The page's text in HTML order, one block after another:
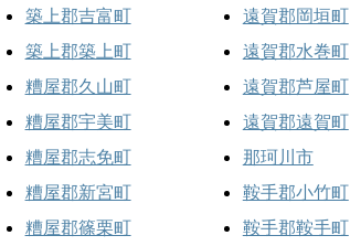
築上郡吉富町
築上郡築上町
糟屋郡久山町
糟屋郡宇美町
糟屋郡志免町
糟屋郡新宮町
糟屋郡篠栗町
遠賀郡岡垣町
遠賀郡水巻町
遠賀郡芦屋町
遠賀郡遠賀町
那珂川市
鞍手郡小竹町
鞍手郡鞍手町